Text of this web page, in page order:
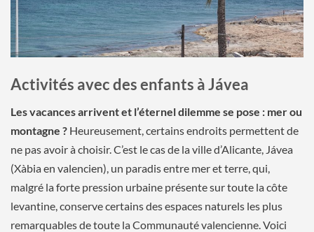
Activités avec des enfants à Jávea
Les vacances arrivent et l’éternel dilemme se pose : mer ou
montagne ? Heureusement, certains endroits permettent de
ne pas avoir à choisir. C’est le cas de la ville d’Alicante, Jávea
(Xàbia en valencien), un paradis entre mer et terre, qui,
malgré la forte pression urbaine présente sur toute la côte
levantine, conserve certains des espaces naturels les plus
remarquables de toute la Communauté valencienne. Voici